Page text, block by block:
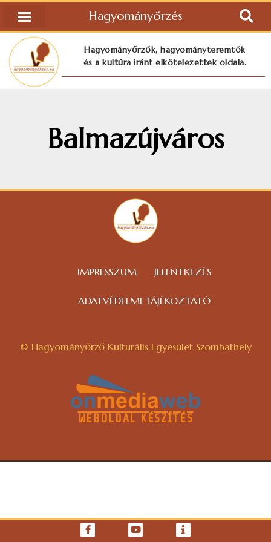
Hagyományőrzés
Hagyományőrzők, hagyományteremtők
és a kultúra iránt elkötelezettek oldala.
Balmazújváros
IMPRESSZUM JELENTKEZÉS
ADATVÉDELMI TÁJÉKOZTATÓ
© Hagyományőrző Kulturális Egyesület Szombathely
WEBOLDAL KÉSZÍTÉS